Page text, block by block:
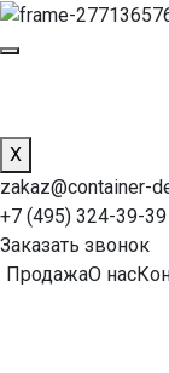
X
zakaz@container-
+7 (495) 324-39-39
Заказать звонок
ПродажаО нас